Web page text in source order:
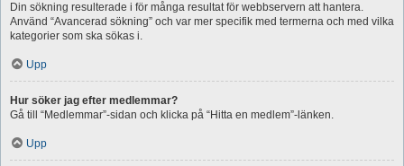
Din sökning resulterade i för många resultat för webbservern att hantera.
Använd “Avancerad sökning” och var mer specifik med termerna och med vilka
kategorier som ska sökas i.
Upp
Hur söker jag efter medlemmar?
Gå till “Medlemmar”-sidan och klicka på “Hitta en medlem”-länken.
Upp